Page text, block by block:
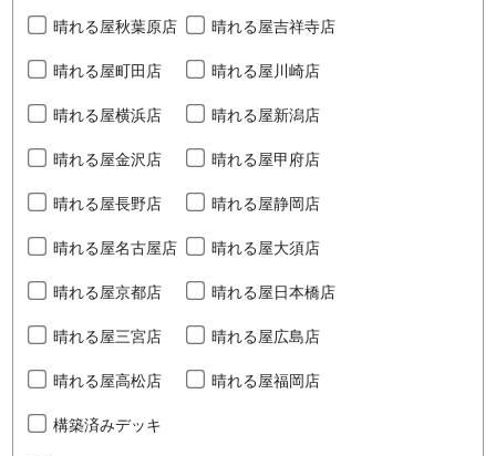
晴れる屋秋葉原店 晴れる屋吉祥寺店
晴れる屋町田店 晴れる屋川崎店
晴れる屋横浜店 晴れる屋新潟店
晴れる屋金沢店 晴れる屋甲府店
晴れる屋長野店 晴れる屋静岡店
晴れる屋名古屋店 晴れる屋大須店
晴れる屋京都店 晴れる屋日本橋店
晴れる屋三宮店 晴れる屋広島店
晴れる屋高松店 晴れる屋福岡店
構築済みデッキ